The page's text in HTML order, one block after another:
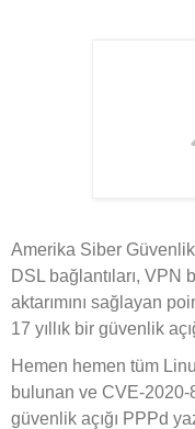
Amerika Siber
DSL bağlantıları, VPN
aktarımını sağlayan
17 yıllık bir güvenlik
Hemen hemen tüm
bulunan ve CVE-2020-
güvenlik açığı PPPd